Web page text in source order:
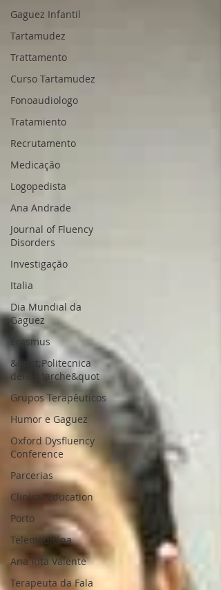
Gaguez Infantil
Tartamudez
Trattamento
Curso Tartamudez
Fonoaudiologo
Tratamiento
Recrutamento
Medicação
Logopedista
Ana Andrade
Journal of Fluency
Disorders
Investigação
Italia
Dia Mundial da
Gaguez
Erasmus
&quot;Politecnica
delle Marche&quot
Grupos Terapêuticos
Humor e Gaguez
Oxford Dysfluency
Conference
Parcerias
Clinical Education
Porto
Telemedicina
Ana Rita Valente
Terapeuta da Fala